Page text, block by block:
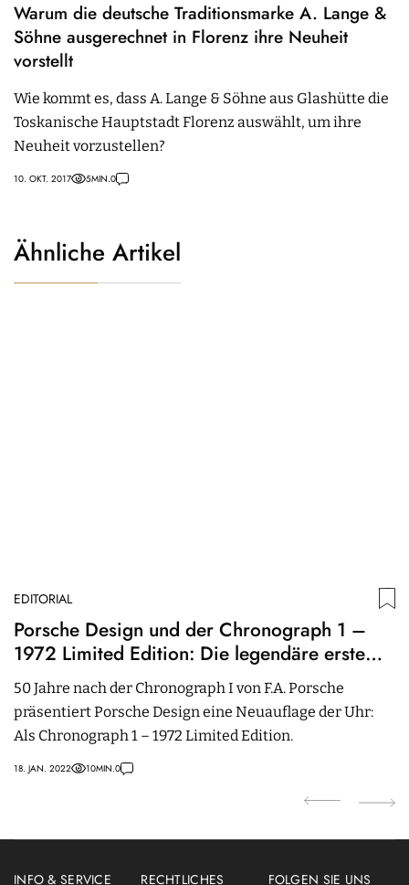
​Warum die deutsche Traditionsmarke A. Lange &
Söhne ausgerechnet in Florenz ihre Neuheit
vorstellt
Wie kommt es, dass A. Lange & Söhne aus Glashütte die
Toskanische Hauptstadt Florenz auswählt, um ihre
Neuheit vorzustellen?
10. OKT. 2017 5MIN.0
Ähnliche Artikel
EDITORIAL
Porsche Design und der Chronograph 1 –
1972 Limited Edition: Die legendäre erste
schwarze Uhr kehrt zurück
50 Jahre nach der Chronograph I von F.A. Porsche
präsentiert Porsche Design eine Neuauflage der Uhr:
Als Chronograph 1 – 1972 Limited Edition.
18. JAN. 2022 10MIN.0
INFO & SERVICE RECHTLICHES FOLGEN SIE UNS